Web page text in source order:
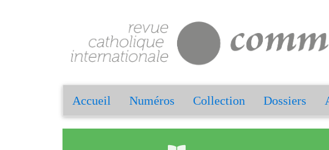
Accueil Numéros Collection Dossiers